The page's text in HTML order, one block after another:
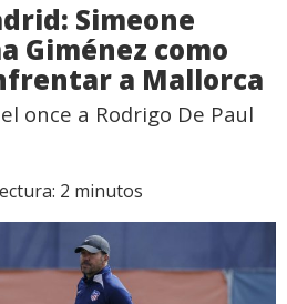
Simeone
Giménez como
a Mallorca
once a Rodrigo De Paul
2 minutos